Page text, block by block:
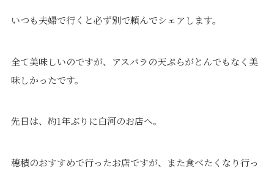
いつも夫婦で行くと必ず別で頼んでシェアします。
全て美味しいのですが、アスパラの天ぷらがとんでもなく美
味しかったです。
先日は、約1年ぶりに白河のお店へ。
穂積のおすすめで行ったお店ですが、また食べたくなり行っ